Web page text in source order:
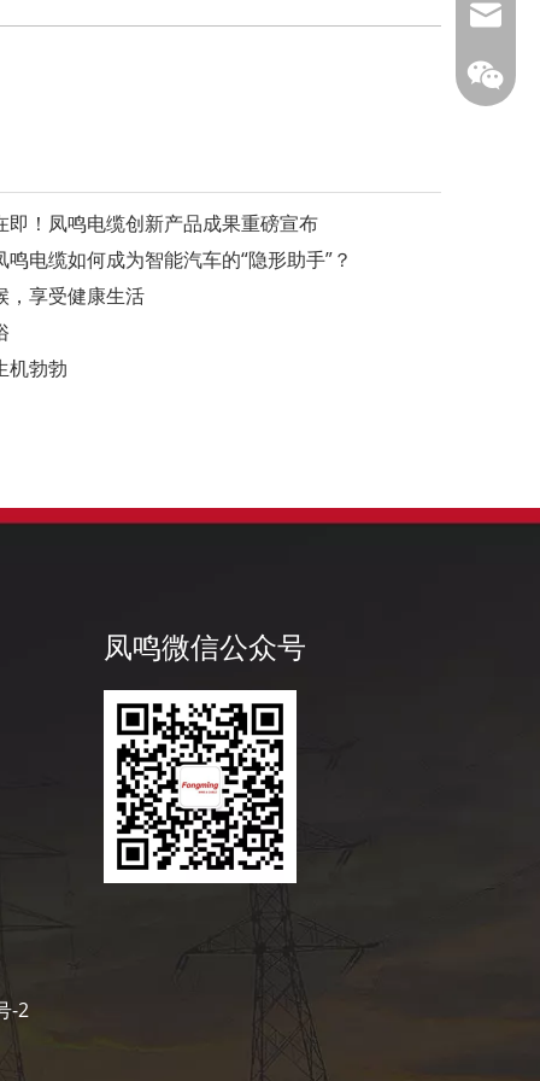
！凤鸣电缆创新产品成果重磅宣布
电缆如何成为智能汽车的“隐形助手”？
，享受健康生活
机勃勃
凤鸣微信公众号
-2